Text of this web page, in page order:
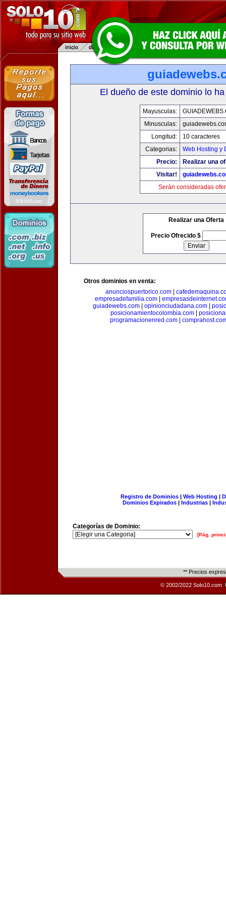
El dueño de este dominio lo
Mayusculas:
Minusculas:
Longitud:
10 caracteres
Categorias:
Web Hosting y
Precio:
Realizar una
Visitar!
Serán consideradas
Realizar una Oferta
Precio Ofrecido $
Otros dominios en venta:
anunciospuertorico.com|
empresadefamilia.com
guiadewebs.com
opinionciudadana.com
posicionamientocolombia.com|
programacionenred.com
Registro de Dominios| Web Hosting |
Dominios Expirados | Industrias |
Categorías de Dominio:
[Pág.
** Precios
© 2002/2022 Solo10.com